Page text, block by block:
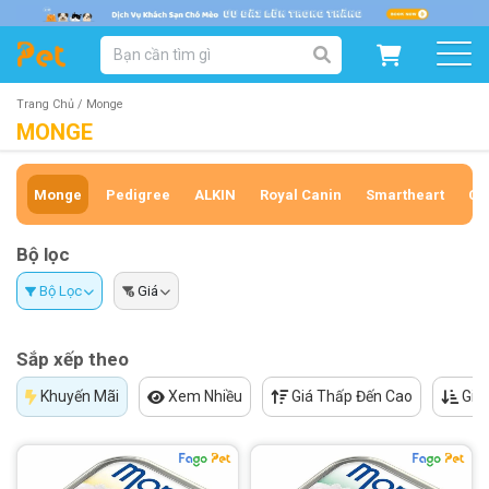
DANH MỤC SẢN PHẨM
SẢN PHẨM DÀNH CHO MÈO
SẨN PHẨM THEO THƯƠNG HIỆU
Trang Chủ / Monge
MONGE
Monge Pedigree ALKIN Royal Canin Smartheart
Bộ lọc
Bộ Lọc Giá
Sắp xếp theo
Khuyến Mãi Xem Nhiều Giá Thấp Đến Cao Giá